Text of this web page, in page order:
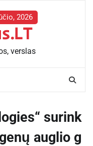
2026
verslas
surink
auglio g